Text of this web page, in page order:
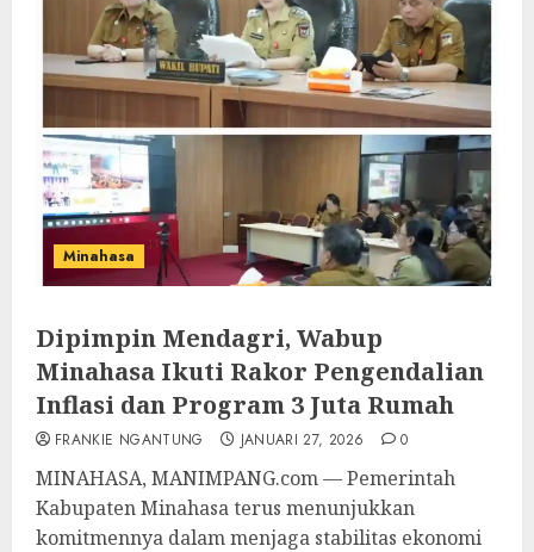
Minahasa
Dipimpin Mendagri, Wabup
Minahasa Ikuti Rakor Pengendalian
Inflasi dan Program 3 Juta Rumah
FRANKIE NGANTUNG JANUARI 27, 2026 0
MINAHASA, MANIMPANG.com — Pemerintah
Kabupaten Minahasa terus menunjukkan
komitmennya dalam menjaga stabilitas ekonomi